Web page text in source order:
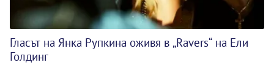
Гласът на Янка Рупкина оживя в „Ravers“ на Ели
Голдинг